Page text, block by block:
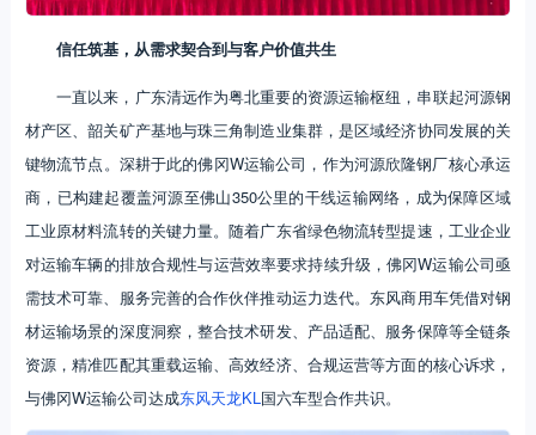
信任筑基，从需求契合到与客户价值共生
一直以来，广东清远作为粤北重要的资源运输枢纽，串联起河源钢
材产区、韶关矿产基地与珠三角制造业集群，是区域经济协同发展的关
键物流节点。深耕于此的佛冈W运输公司，作为河源欣隆钢厂核心承运
商，已构建起覆盖河源至佛山350公里的干线运输网络，成为保障区域
工业原材料流转的关键力量。随着广东省绿色物流转型提速，工业企业
对运输车辆的排放合规性与运营效率要求持续升级，佛冈W运输公司亟
需技术可靠、服务完善的合作伙伴推动运力迭代。东风商用车凭借对钢
材运输场景的深度洞察，整合技术研发、产品适配、服务保障等全链条
资源，精准匹配其重载运输、高效经济、合规运营等方面的核心诉求，
与佛冈W运输公司达成东风天龙KL国六车型合作共识。